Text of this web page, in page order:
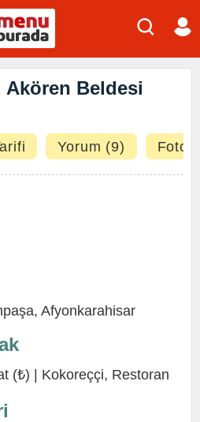
Akören Beldesi
Yorum (9)
, Afyonkarahisar
(₺) | Kokoreççi, Restoran